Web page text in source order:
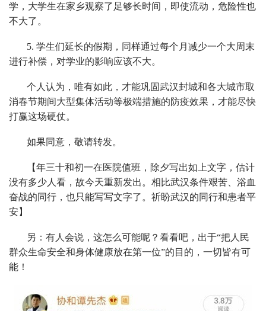
学，大学生在家乡观察了足够长时间，即使流动，危险性也
不大了。
5. 学生们延长的假期，同样通过每个月减少一个大周末
进行补偿，对学业的影响应该不大。
个人认为，唯有如此，才能巩固武汉封城和各大城市取
消春节期间大型集体活动等极端措施的防疫效果，才能尽快
打赢这场硬仗。
如果同意，敬请转发。
【年三十和初一在医院值班，除夕写出如上文字，估计
没有多少人看，故今天重新发出。相比武汉条件艰苦、浴血
奋战的同行，也只能写写文字了。祈盼武汉的同行和患者平
安】
另：有人会说，这怎么可能呢？看看吧，出于“把人民
群众生命安全和身体健康放在第一位”的目的，一切皆有可
能！